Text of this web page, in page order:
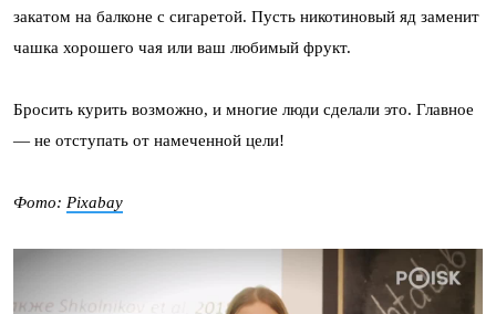
закатом на балконе с сигаретой. Пусть никотиновый яд заменит
чашка хорошего чая или ваш любимый фрукт.
Бросить курить возможно, и многие люди сделали это. Главное
— не отступать от намеченной цели!
Фото: Pixabay